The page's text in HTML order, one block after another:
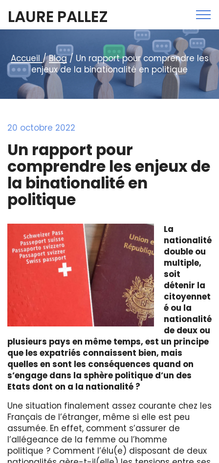
LAURE PALLEZ
Accueil/Blog/ Un rapport pour comprendre les
enjeux de la binationalité en politique
20 octobre 2022
Un rapport pour
comprendre les enjeux de
la binationalité en
politique
La
nationalité
double ou
multiple,
soit
détenir la
citoyennet
é ou la
nationalité
de deux ou
plusieurs pays en même temps, est un principe
que les expatriés connaissent bien, mais
quelles en sont les conséquences quand on
s’engage dans la sphère politique d’un des
Etats dont on a la nationalité ?
Une situation finalement assez courante chez les
Français de l’étranger, même si elle est peu
assumée. En effet, comment s’assurer de
l’allégeance de la femme ou l’homme
politique ? Comment l’élu(e) disposant de deux